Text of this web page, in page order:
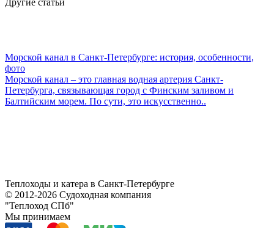
Другие статьи
Морской канал в Санкт-Петербурге: история, особенности,
фото
Морской канал – это главная водная артерия Санкт-
Петербурга, связывающая город с Финским заливом и
Балтийским морем. По сути, это искусственно..
Теплоходы и катера в Санкт-Петербурге
© 2012-2026 Судоходная компания
"Теплоход СПб"
Мы принимаем